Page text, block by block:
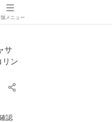
舗メニュー
サ
リン
認